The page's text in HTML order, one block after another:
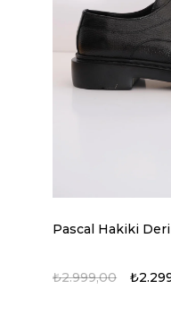
Pascal Hakiki
₺2.999,00